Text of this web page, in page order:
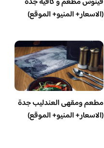
(الاسعار+ المنيو+ الموقع)
مطعم ومقهى العندليب جدة
(الاسعار+ المنيو+ الموقع)